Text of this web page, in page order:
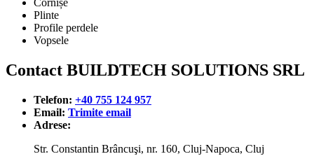
Cornișe
Plinte
Profile perdele
Vopsele
Contact BUILDTECH SOLUTIONS SRL
Telefon: +40 755 124 957
Email: Trimite email
Adrese:
Str. Constantin Brâncuşi, nr. 160, Cluj-Napoca, Cluj